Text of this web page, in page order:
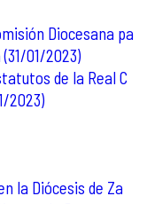
Diocesana pa
01/2023)
de la Real C
2023)
la Diócesis de Za